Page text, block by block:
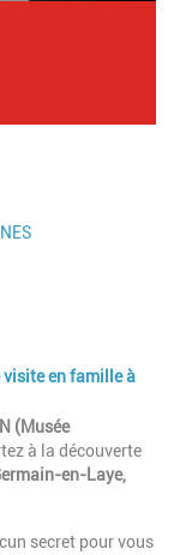
visite en famille à
(Musée
à la découverte
en-Laye,
secret pour vous